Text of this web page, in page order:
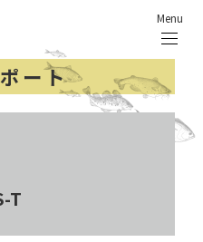
Menu
ート
T